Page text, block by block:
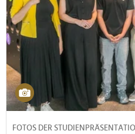
FOTOS DER